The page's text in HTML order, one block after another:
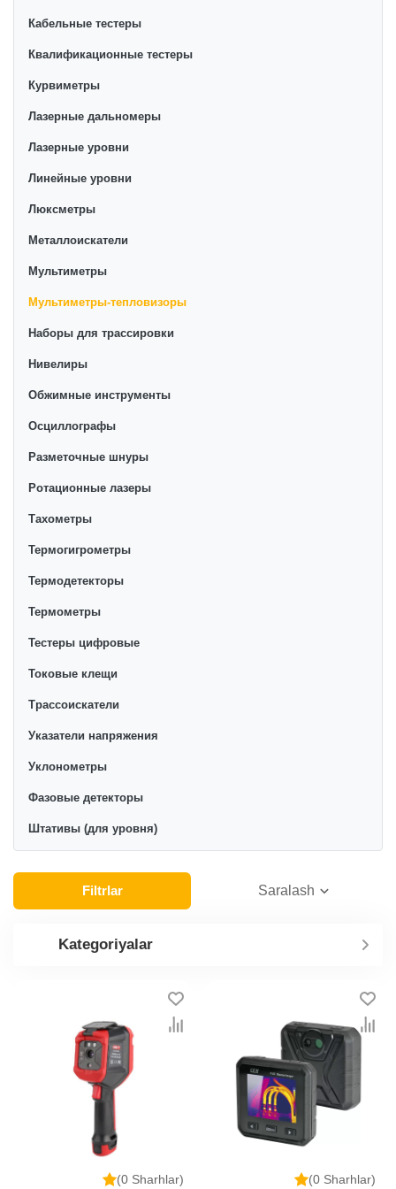
Кабельные тестеры
Квалификационные тестеры
Курвиметры
Лазерные дальномеры
Лазерные уровни
Линейные уровни
Люксметры
Металлоискатели
Мультиметры
Мультиметры-тепловизоры
Наборы для трассировки
Нивелиры
Обжимные инструменты
Осциллографы
Разметочные шнуры
Ротационные лазеры
Тахометры
Термогигрометры
Термодетекторы
Термометры
Тестеры цифровые
Токовые клещи
Трассоискатели
Указатели напряжения
Уклонометры
Фазовые детекторы
Штативы (для уровня)
Filtrlar Saralash
Kategoriyalar
(0 Sharhlar) (0 Sharhlar)